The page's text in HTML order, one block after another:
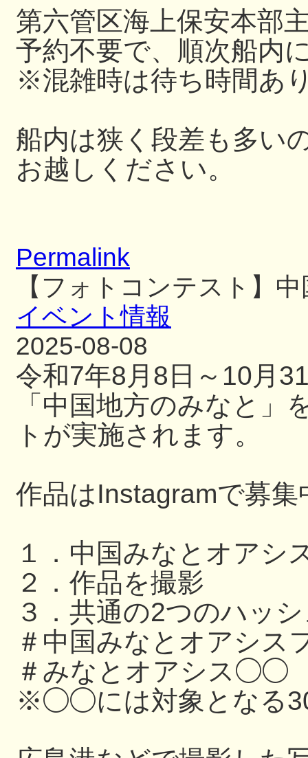
第六管区海上保安本部
予約不要で、順次船内
※混雑時は待ち時間あ
船内は狭く段差も多い
お越しください。
Permalink
【フォトコンテスト】
イベント情報
2025-08-08
令和7年8月8日～10月
「中国地方のみなと
トが実施されます。
作品はInstagramで募集
１．中国みなとオアシ
２．作品を撮影
３．共通の2つのハッ
＃中国みなとオアシス
＃みなとオアシス◯◯
※◯◯には対象となる